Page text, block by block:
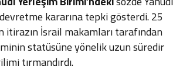
kararına tepki gösterdi. 25
itirazın İsrail makamları tarafından
statüsüne yönelik uzun süredir
tırmandırdı.